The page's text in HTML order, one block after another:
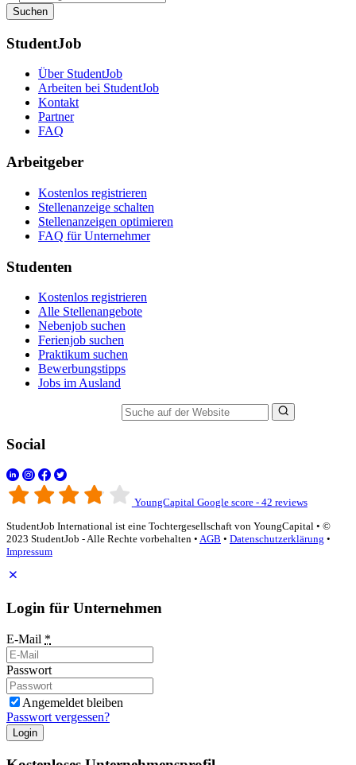
Suchen
StudentJob
Über StudentJob
Arbeiten bei StudentJob
Kontakt
Partner
FAQ
Arbeitgeber
Kostenlos registrieren
Stellenanzeige schalten
Stellenanzeigen optimieren
FAQ für Unternehmer
Studenten
Kostenlos registrieren
Alle Stellenangebote
Nebenjob suchen
Ferienjob suchen
Praktikum suchen
Bewerbungstipps
Jobs im Ausland
Social
YoungCapital Google score - 42 reviews
StudentJob International ist eine Tochtergesellschaft von YoungCapital • ©
2023 StudentJob - Alle Rechte vorbehalten • AGB • Datenschutzerklärung •
Impressum
Login für Unternehmen
E-Mail *
Passwort
Angemeldet bleiben
Passwort vergessen?
Login